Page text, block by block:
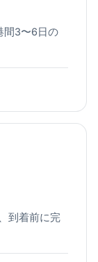
間3〜6日の
到着前に完